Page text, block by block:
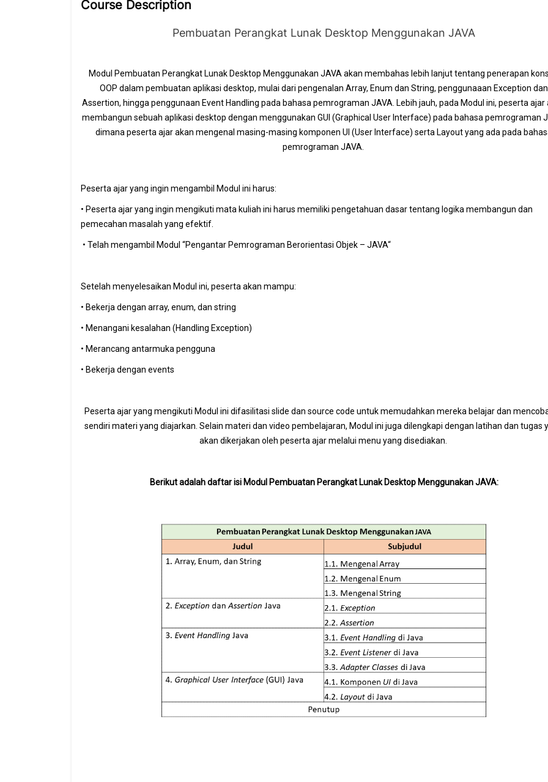
Course Description
Pembuatan Perangkat Lunak Desktop Menggunakan JAVA
Modul Pembuatan Perangkat Lunak Desktop Menggunakan JAVA akan membahas lebih lanjut tentang penerapan
OOP dalam pembuatan aplikasi desktop, mulai dari pengenalan Array, Enum dan String, penggunaaan Exception dan
Assertion, hingga penggunaan Event Handling pada bahasa pemrograman JAVA. Lebih jauh, pada Modul ini, peserta ajar
membangun sebuah aplikasi desktop dengan menggunakan GUI (Graphical User Interface) pada bahasa pemrograman
dimana peserta ajar akan mengenal masing-masing komponen UI (User Interface) serta Layout yang ada pada
pemrograman JAVA.
Peserta ajar yang ingin mengambil Modul ini harus:
• Peserta ajar yang ingin mengikuti mata kuliah ini harus memiliki pengetahuan dasar tentang logika membangun dan
pemecahan masalah yang efektif.
• Telah mengambil Modul “Pengantar Pemrograman Berorientasi Objek – JAVA“
Setelah menyelesaikan Modul ini, peserta akan mampu:
• Bekerja dengan array, enum, dan string
• Menangani kesalahan (Handling Exception)
• Merancang antarmuka pengguna
• Bekerja dengan events
Peserta ajar yang mengikuti Modul ini difasilitasi slide dan source code untuk memudahkan mereka belajar dan
sendiri materi yang diajarkan. Selain materi dan video pembelajaran, Modul ini juga dilengkapi dengan latihan dan tugas
akan dikerjakan oleh peserta ajar melalui menu yang disediakan.
Berikut adalah daftar isi Modul Pembuatan Perangkat Lunak Desktop Menggunakan JAVA: